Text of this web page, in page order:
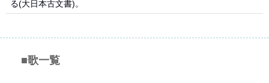
る(大日本古文書)。
■歌一覧